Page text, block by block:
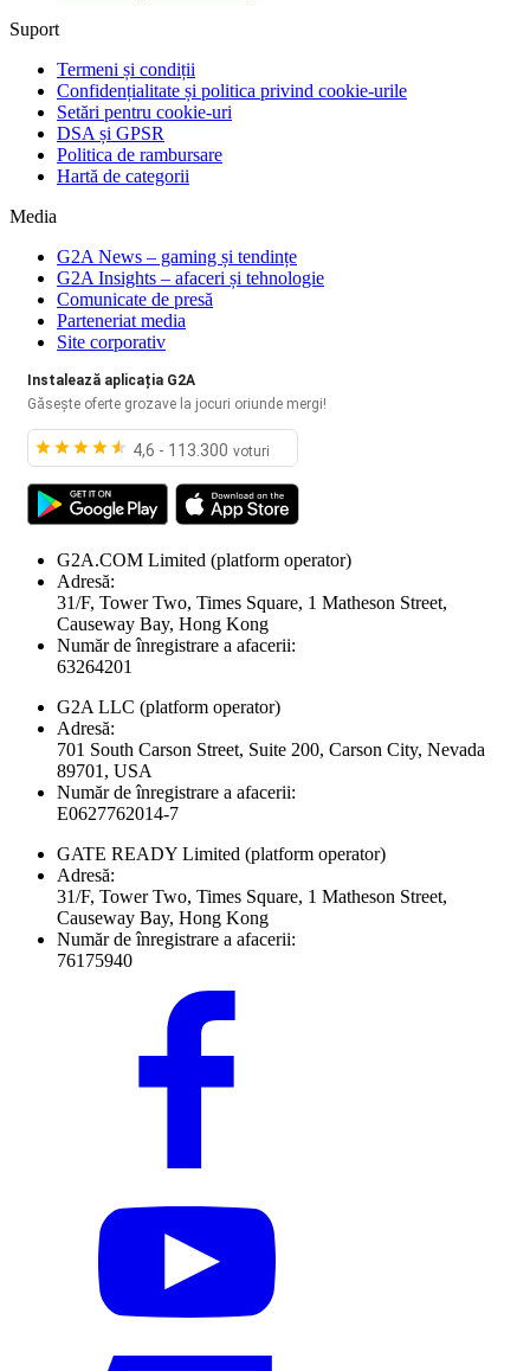
Suport
Termeni și condiții
Confidențialitate și politica privind cookie-urile
Setări pentru cookie-uri
DSA și GPSR
Politica de rambursare
Hartă de categorii
Media
G2A News – gaming și tendințe
G2A Insights – afaceri și tehnologie
Comunicate de presă
Parteneriat media
Site corporativ
Instalează aplicația G2A
Găsește oferte grozave la jocuri oriunde mergi!
4,6 - 113.300 voturi
G2A.COM Limited (platform operator)
Adresă:
31/F, Tower Two, Times Square, 1 Matheson Street,
Causeway Bay, Hong Kong
Număr de înregistrare a afacerii:
63264201
G2A LLC (platform operator)
Adresă:
701 South Carson Street, Suite 200, Carson City, Nevada
89701, USA
Număr de înregistrare a afacerii:
E0627762014-7
GATE READY Limited (platform operator)
Adresă:
31/F, Tower Two, Times Square, 1 Matheson Street,
Causeway Bay, Hong Kong
Număr de înregistrare a afacerii:
76175940